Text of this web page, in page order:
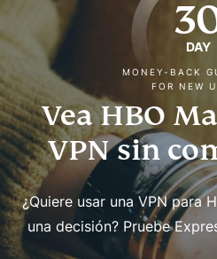
DAY
MONEY-BACK
FOR NEW
Vea HBO
VPN sin
¿Quiere usar una VPN para
una decisión? Pruebe